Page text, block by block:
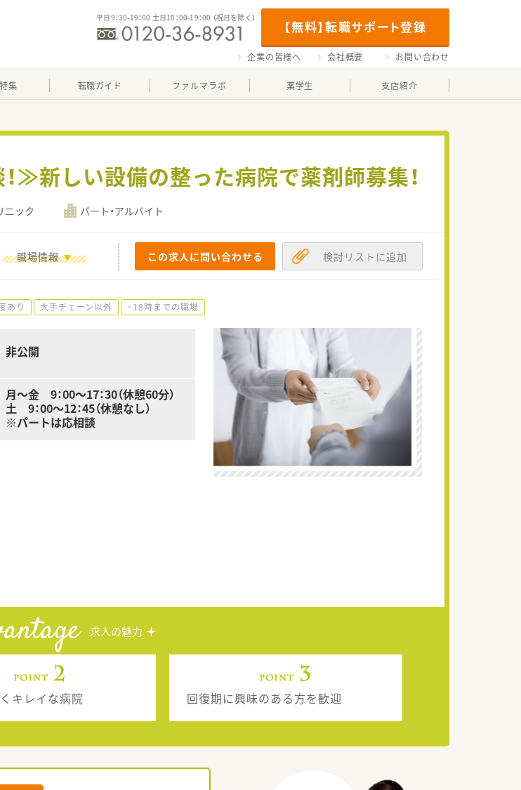
【無料】転職サポート登録
平日9：30-19：00 土日10：00-19：00 （祝日を除く）
企業の皆様へ 会社概要 お問い合わせ
集 転職ガイド ファルマラボ 薬学生 支店紹介
≫新しい設備の整った病院で薬剤師募集！
ニック パート・アルバイト
職場情報 この求人に問い合わせる 検討リストに追加
あり 大手チェーン以外 ~18時までの職場
非公開
月～金 9：00～17：30（休憩60分）
土 9：00～12：45（休憩なし）
※パートは応相談
求人の魅力
キレイな病院 回復期に興味のある方を歓迎